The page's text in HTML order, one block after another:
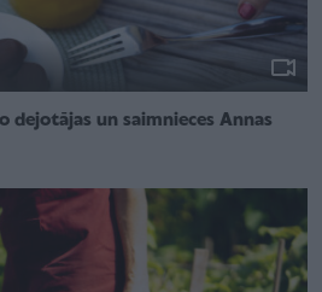
dejotājas un saimnieces Annas